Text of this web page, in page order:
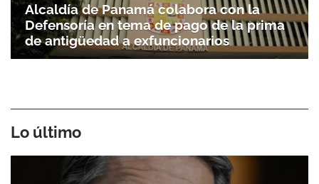
Alcaldía de Panamá colabora con la
Defensoría en tema de pago de la prima
de antigüedad a exfuncionarios
Lo último